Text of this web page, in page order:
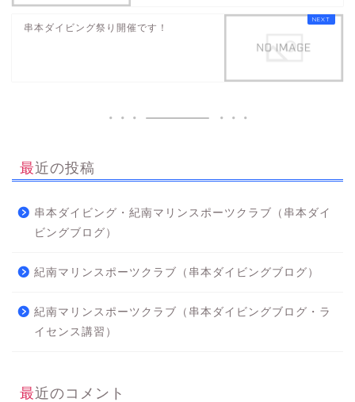
串本ダイビング祭り開催です！
最近の投稿
串本ダイビング・紀南マリンスポーツクラブ（串本ダイ
ビングブログ）
紀南マリンスポーツクラブ（串本ダイビングブログ）
紀南マリンスポーツクラブ（串本ダイビングブログ・ラ
イセンス講習）
最近のコメント